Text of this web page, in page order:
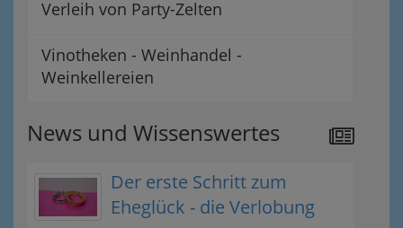
Verleih von Party-Zelten
Vinotheken - Weinhandel -
Weinkellereien
News und Wissenswertes
Der erste Schritt zum
Eheglück - die Verlobung